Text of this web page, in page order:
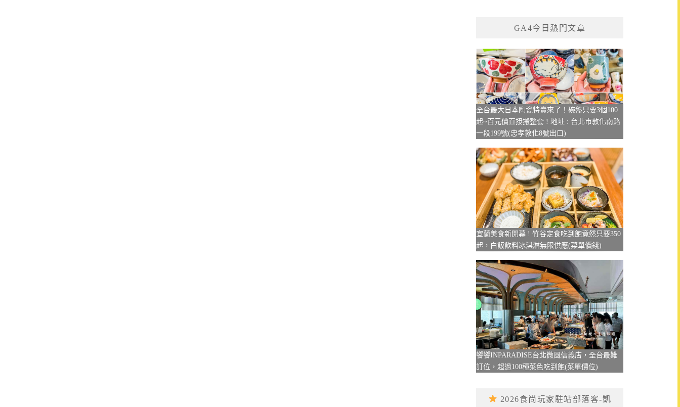
GA4今日熱門文章
全台最大日本陶瓷特賣來了！碗盤只要3個100
起~百元價直接搬整套 ! 地址 : 台北市敦化南路
一段199號(忠孝敦化8號出口)
宜蘭美食新開幕 ! 竹谷定食吃到飽竟然只要350
起，白飯飲料冰淇淋無限供應(菜單價錢)
饗饗INPARADISE台北微風信義店，全台最難
訂位，超過100種菜色吃到飽(菜單價位)
2026食尚玩家駐站部落客-凱